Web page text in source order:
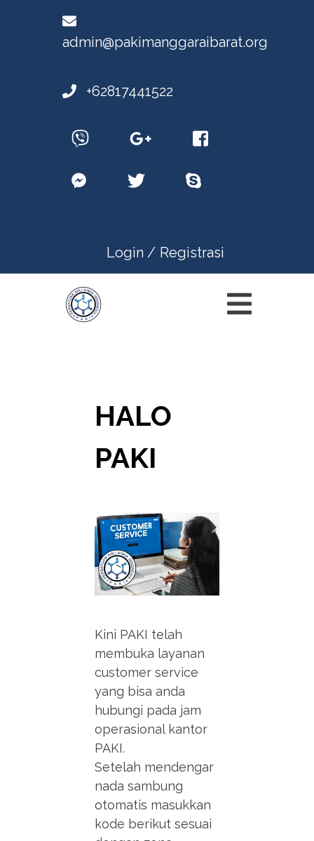
admin@pakimanggaraibarat.org
+62817441522
Login / Registrasi
HALO
PAKI
Kini PAKI telah
membuka layanan
customer service
yang bisa anda
hubungi pada jam
operasional kantor
PAKI.
Setelah mendengar
nada sambung
otomatis masukkan
kode berikut sesuai